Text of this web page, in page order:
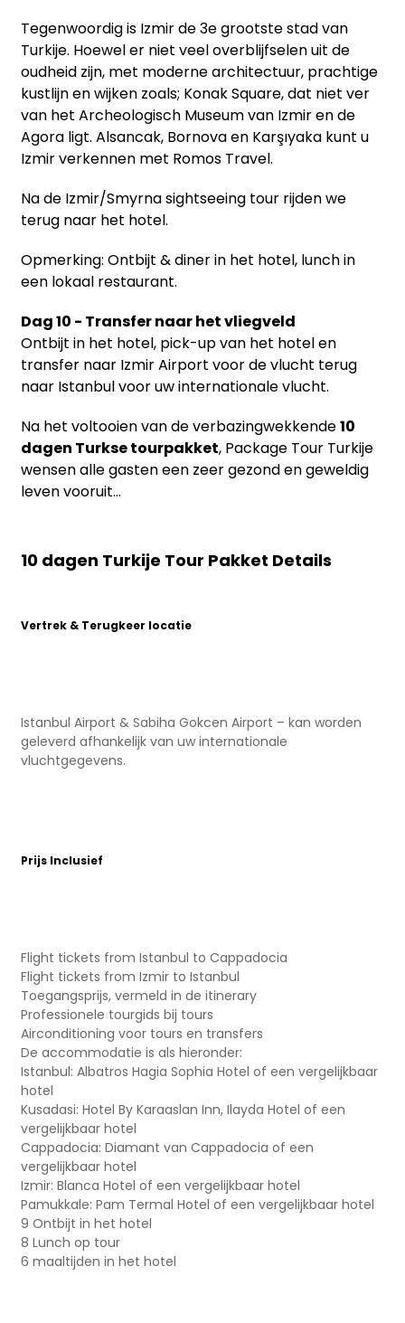
Tegenwoordig is Izmir de 3e grootste stad van
Turkije. Hoewel er niet veel overblijfselen uit de
oudheid zijn, met moderne architectuur, prachtige
kustlijn en wijken zoals; Konak Square, dat niet ver
van het Archeologisch Museum van Izmir en de
Agora ligt. Alsancak, Bornova en Karşıyaka kunt u
Izmir verkennen met Romos Travel.
Na de Izmir/Smyrna sightseeing tour rijden we
terug naar het hotel.
Opmerking: Ontbijt & diner in het hotel, lunch in
een lokaal restaurant.
Dag 10 - Transfer naar het vliegveld
Ontbijt in het hotel, pick-up van het hotel en
transfer naar Izmir Airport voor de vlucht terug
naar Istanbul voor uw internationale vlucht.
Na het voltooien van de verbazingwekkende10
dagen Turkse tourpakket, Package Tour Turkije
wensen alle gasten een zeer gezond en geweldig
leven vooruit...
10 dagen Turkije Tour Pakket Details
Vertrek & Terugkeer locatie
Istanbul Airport & Sabiha Gokcen Airport – kan worden
geleverd afhankelijk van uw internationale
vluchtgegevens.
Prijs Inclusief
Flight tickets from Istanbul to Cappadocia
Flight tickets from Izmir to Istanbul
Toegangsprijs, vermeld in de itinerary
Professionele tourgids bij tours
Airconditioning voor tours en transfers
De accommodatie is als hieronder:
Istanbul: Albatros Hagia Sophia Hotel of een vergelijkbaar
hotel
Kusadasi: Hotel By Karaaslan Inn, Ilayda Hotel of een
vergelijkbaar hotel
Cappadocia: Diamant van Cappadocia of een
vergelijkbaar hotel
Izmir: Blanca Hotel of een vergelijkbaar hotel
Pamukkale: Pam Termal Hotel of een vergelijkbaar hotel
9 Ontbijt in het hotel
8 Lunch op tour
6 maaltijden in het hotel